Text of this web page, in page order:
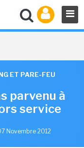
ET PARE-FEU
parvenu à
service
Novembre 2012